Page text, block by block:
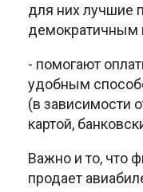
для них лучшие
демократичным
- помогают
удобным
(в зависимости
картой,
Важно и то, что
продает